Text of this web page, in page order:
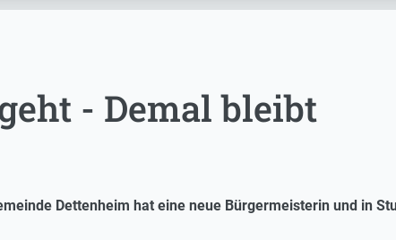
- Demal bleibt
Dettenheim hat eine neue Bürgermeisterin und in